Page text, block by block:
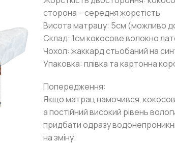
сторона – середня жорстість
Висота матрацу: 5см (можливо
Склад: 1см кокосове волокно
Чохол: жаккард стьобаний на
Упаковка: плівка та картонна
Попередження:
Якщо матрац намочився,
а постійний високий рівень
придбати одразу
на зміну.